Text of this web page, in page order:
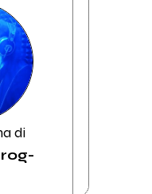
di